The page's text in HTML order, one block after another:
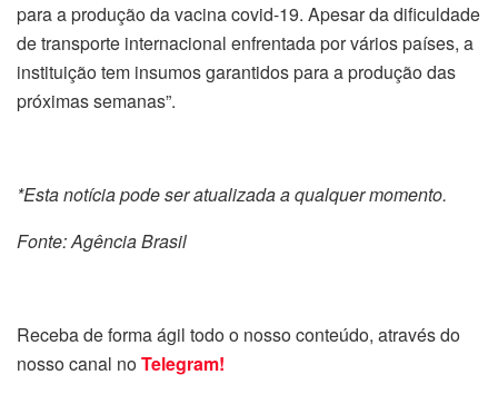
para a produção da vacina covid-19. Apesar da dificuldade
de transporte internacional enfrentada por vários países, a
instituição tem insumos garantidos para a produção das
próximas semanas”.
*Esta notícia pode ser atualizada a qualquer momento.
Fonte: Agência Brasil
Receba de forma ágil todo o nosso conteúdo, através do
nosso canal noTelegram!